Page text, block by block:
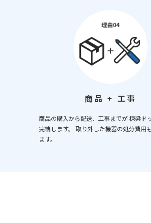
商品 + 工事
商品の購入から配送、工事までが 棟梁ド
完結します。 取り外した機器の処分費用
ます。